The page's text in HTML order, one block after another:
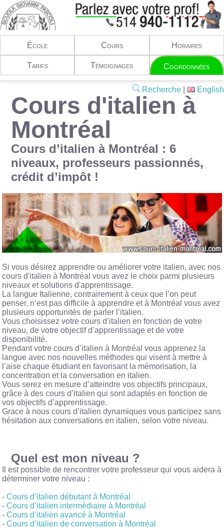
cours
italien
École italien
Montreal
École
d'italien à Montréal
Cours
italien
Horaires
des cours d'italien
Tarifs Témoignages
sur cours d'italien à
Montréal
Coordonnées
école d'italien
Recherche English
Cours d'italien à
Montréal
Cours d’italien à Montréal : 6
niveaux, professeurs passionnés,
crédit d’impôt !
Si vous désirez apprendre ou améliorer votre italien, avec nos
cours d'italien à Montréal vous avez le choix parmi plusieurs
niveaux et solutions d'apprentissage.
La langue Italienne, contrairement à ceux que l’on peut
penser, n’est pas difficile à apprendre et à Montréal vous avez
plusieurs opportunités de parler l’italien.
Vous choisissez votre cours d’italien en fonction de votre
niveau, de votre objectif d’apprentissage et de votre
disponibilité.
Pendant votre cours d’italien à Montréal vous apprenez la
langue avec nos nouvelles méthodes qui visent à mettre à
l’aise chaque étudiant en favorisant la mémorisation, la
concentration et la conversation en italien.
Vous serez en mesure d’atteindre vos objectifs principaux,
grâce à des cours d’italien qui sont adaptés en fonction de
vos objectifs d’apprentissage.
Grace à nous cours d’italien dynamiques vous participez sans
hésitation aux conversations en italien, selon votre niveau.
Quel est mon niveau ?
Il est possible de rencontrer votre professeur qui vous aidera à
déterminer votre niveau :
-Cours d’italien débutant à Montréal
-Cours d’italien intermédiaire à Montréal
-Cours d’italien avancé à Montréal
-Cours d’italien de conversation à Montréal